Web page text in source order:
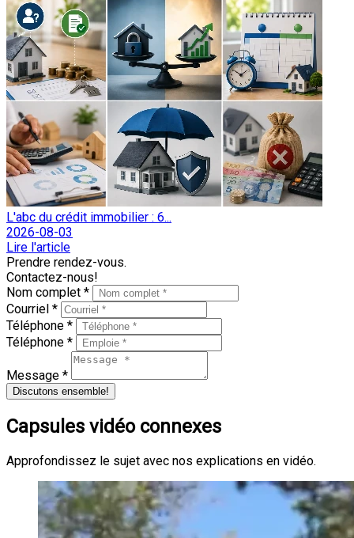
L'abc du crédit immobilier : 6...
2026-08-03
Lire l'article
Prendre rendez-vous.
Contactez-nous!
Nom complet *
Courriel *
Téléphone *
Téléphone *
Message *
Discutons ensemble!
Capsules vidéo connexes
Approfondissez le sujet avec nos explications en vidéo.